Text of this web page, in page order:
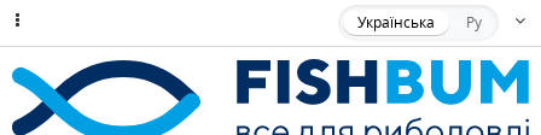
Українська Ру